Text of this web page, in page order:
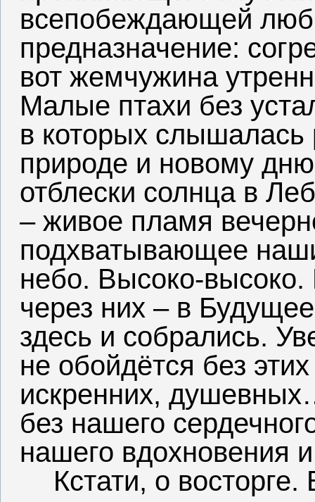
всепобеждающей
предназначение:
вот жемчужина
Малые птахи без
в которых
природе и новому
отблески солнца в
– живое пламя
подхватывающее
небо. Высоко-
через них – в
здесь и собрались.
не обойдётся без
искренних,
без нашего
нашего вдохновения
Кстати, о